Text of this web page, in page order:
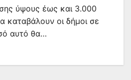
ύψους έως και 3.000
καταβάλουν οι δήμοι σε
αυτό θα…